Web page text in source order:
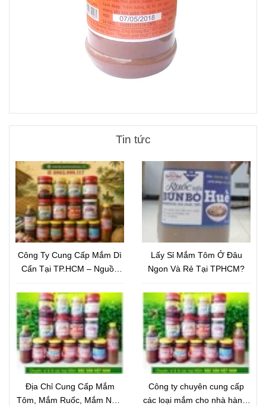
Tin tức
Công Ty Cung Cấp Mắm Dì
Cẩn Tại TP.HCM – Nguồn
Giá Tốt
Lấy Sỉ Mắm Tôm Ở Đâu
Ngon Và Rẻ Tại TPHCM?
Địa Chỉ Cung Cấp Mắm
Tôm, Mắm Ruốc, Mắm Nêm
Công ty chuyên cung cấp
các loại mắm cho nhà hàng,